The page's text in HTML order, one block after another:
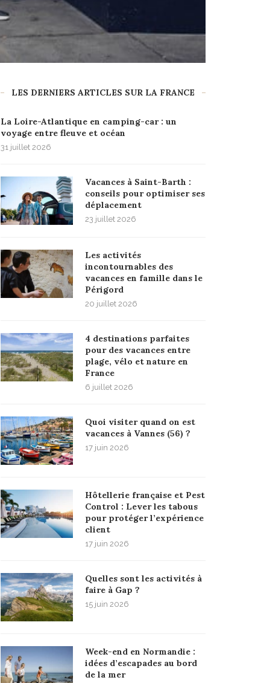
LES DERNIERS ARTICLES SUR LA FRANCE
La Loire-Atlantique en camping-car : un
voyage entre fleuve et océan
31 juillet 2026
Vacances à Saint-Barth :
conseils pour optimiser ses
déplacement
23 juillet 2026
Les activités
incontournables des
vacances en famille dans le
Périgord
20 juillet 2026
4 destinations parfaites
pour des vacances entre
plage, vélo et nature en
France
6 juillet 2026
Quoi visiter quand on est
vacances à Vannes (56) ?
17 juin 2026
Hôtellerie française et Pest
Control : Lever les tabous
pour protéger l’expérience
client
17 juin 2026
Quelles sont les activités à
faire à Gap ?
15 juin 2026
Week-end en Normandie :
idées d’escapades au bord
de la mer